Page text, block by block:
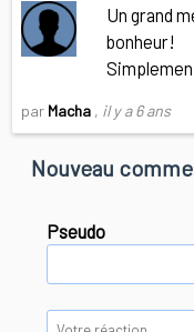
Un grand
bonheur!
par Macha , il y a 6 ans
Nouveau
Pseudo